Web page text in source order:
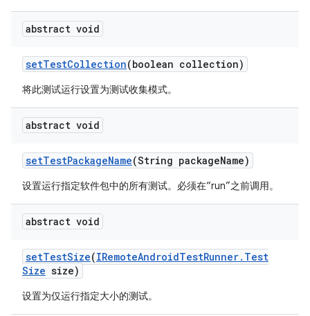
abstract void
setTestCollection(boolean collection)
将此测试运行设置为测试收集模式。
abstract void
setTestPackageName(String packageName)
设置运行指定软件包中的所有测试。必须在“run”之前调用。
abstract void
setTestSize(IRemoteAndroidTestRunner. Test
Size size)
设置为仅运行指定大小的测试。